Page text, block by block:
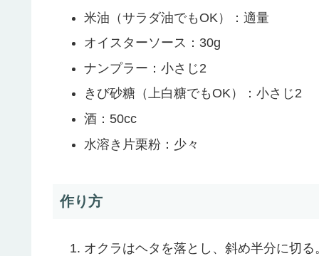
米油（サラダ油でもOK）：適量
オイスターソース：30g
ナンプラー：小さじ2
きび砂糖（上白糖でもOK）：小さじ2
酒：50cc
水溶き片栗粉：少々
作り方
オクラはヘタを落とし、斜め半分に切る